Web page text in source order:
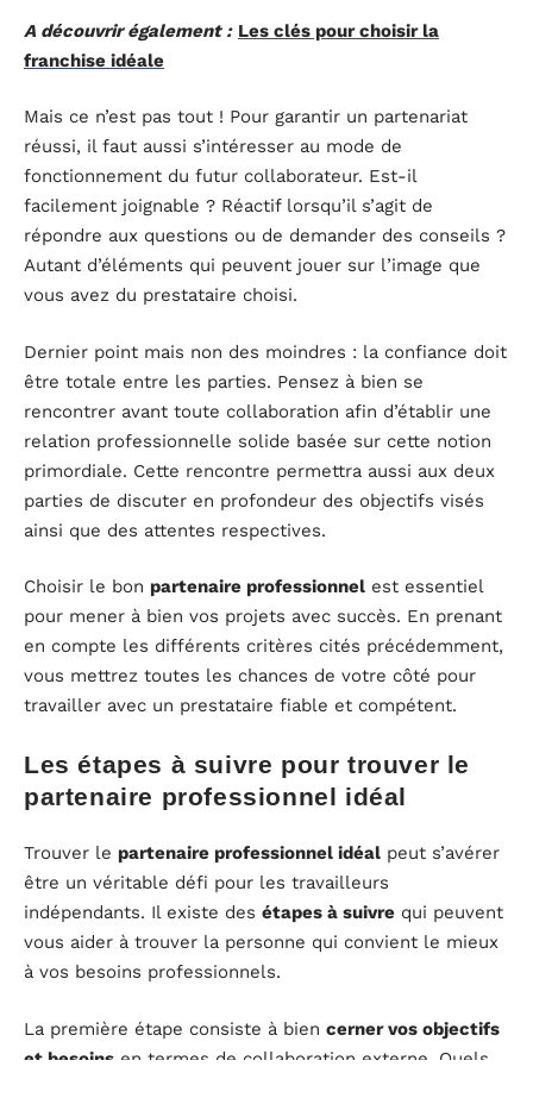
A découvrir également : Les clés pour choisir la
franchise idéale
Mais ce n’est pas tout ! Pour garantir un partenariat
réussi, il faut aussi s’intéresser au mode de
fonctionnement du futur collaborateur. Est-il
facilement joignable ? Réactif lorsqu’il s’agit de
répondre aux questions ou de demander des conseils ?
Autant d’éléments qui peuvent jouer sur l’image que
vous avez du prestataire choisi.
Dernier point mais non des moindres : la confiance doit
être totale entre les parties. Pensez à bien se
rencontrer avant toute collaboration afin d’établir une
relation professionnelle solide basée sur cette notion
primordiale. Cette rencontre permettra aussi aux deux
parties de discuter en profondeur des objectifs visés
ainsi que des attentes respectives.
Choisir le bon partenaire professionnel est essentiel
pour mener à bien vos projets avec succès. En prenant
en compte les différents critères cités précédemment,
vous mettrez toutes les chances de votre côté pour
travailler avec un prestataire fiable et compétent.
Les étapes à suivre pour trouver le
partenaire professionnel idéal
Trouver le partenaire professionnel idéal peut s’avérer
être un véritable défi pour les travailleurs
indépendants. Il existe des étapes à suivre qui peuvent
vous aider à trouver la personne qui convient le mieux
à vos besoins professionnels.
La première étape consiste à bien cerner vos objectifs
et besoins en termes de collaboration externe. Quels